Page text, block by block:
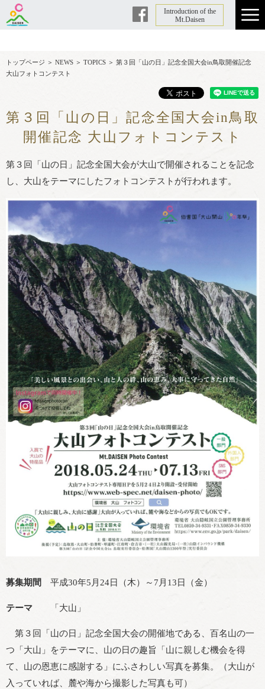
Facebook
Introduction of the
Mt.Daisen
トップページ ＞ NEWS ＞ TOPICS ＞ 第３回「山の日」記念全国大会in鳥取開催記念
大山フォトコンテスト
第３回「山の日」記念全国大会in鳥取
開催記念 大山フォトコンテスト
第３回「山の日」記念全国大会が大山で開催されることを記念
し、大山をテーマにしたフォトコンテストが行われます。
募集期間 平成30年5月24日（木）～7月13日（金）
テーマ 「大山」
第３回「山の日」記念全国大会の開催地である、百名山の一
つ「大山」をテーマに、山の日の趣旨「山に親しむ機会を得
て、山の恩恵に感謝する」にふさわしい写真を募集。（大山が
入っていれば、麓や海から撮影した写真も可）